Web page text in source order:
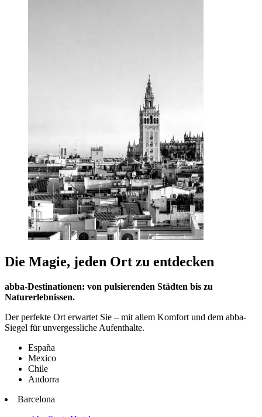
Die Magie, jeden Ort zu entdecken
abba-Destinationen: von pulsierenden Städten bis zu
Naturerlebnissen.
Der perfekte Ort erwartet Sie – mit allem Komfort und dem abba-
Siegel für unvergessliche Aufenthalte.
España
Mexico
Chile
Andorra
Barcelona